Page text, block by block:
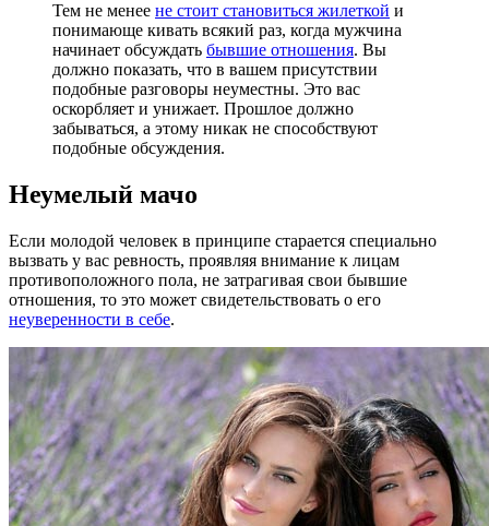
Тем не менее не стоит становиться жилеткой и
понимающе кивать всякий раз, когда мужчина
начинает обсуждать бывшие отношения. Вы
должно показать, что в вашем присутствии
подобные разговоры неуместны. Это вас
оскорбляет и унижает. Прошлое должно
забываться, а этому никак не способствуют
подобные обсуждения.
Неумелый мачо
Если молодой человек в принципе старается специально
вызвать у вас ревность, проявляя внимание к лицам
противоположного пола, не затрагивая свои бывшие
отношения, то это может свидетельствовать о его
неуверенности в себе.